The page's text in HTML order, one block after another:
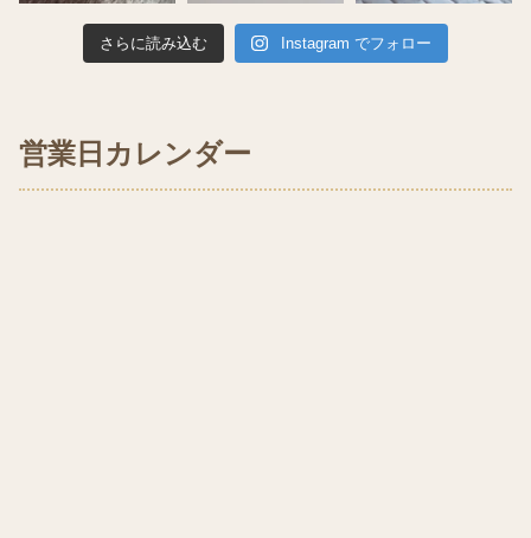
さらに読み込む Instagram でフォロー
営業日カレンダー